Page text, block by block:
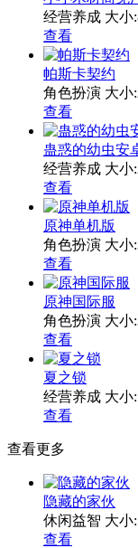
经营养成 大小
查看
帕斯卡契约
角色扮演 大小
查看
蛊惑的幼虫安
经营养成 大小
查看
原神单机版
角色扮演 大小
查看
原神国际服
角色扮演 大小
查看
夏之锁
经营养成 大小
查看
查看更多
隐藏的家伙
休闲益智 大小
查看